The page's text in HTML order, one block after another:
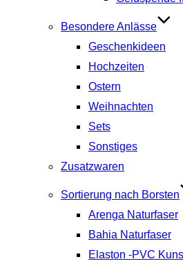
Besondere Anlässe
Geschenkideen
Hochzeiten
Ostern
Weihnachten
Sets
Sonstiges
Zusatzwaren
Sortierung nach Borsten
Arenga Naturfaser
Bahia Naturfaser
Elaston -PVC